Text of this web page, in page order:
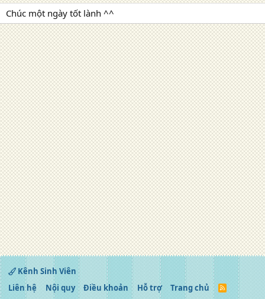
Chúc một ngày tốt lành ^^
Kênh Sinh Viên
Liên hệ
Nội quy Điều khoản Hỗ trợ Trang chủ
R